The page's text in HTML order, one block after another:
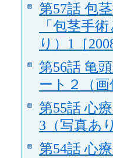
第57話 包
「包茎手
り）1［
第56話 亀
ート２（
第55話 心
3（写真あ
第54話 心